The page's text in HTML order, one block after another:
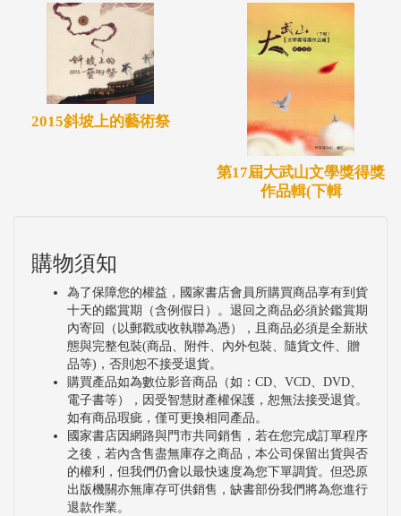
2015斜坡上的藝術祭
第17屆大武山文學獎得獎
作品輯(下輯
購物須知
為了保障您的權益，國家書店會員所購買商品享有到貨
十天的鑑賞期（含例假日）。退回之商品必須於鑑賞期
內寄回（以郵戳或收執聯為憑），且商品必須是全新狀
態與完整包裝(商品、附件、內外包裝、隨貨文件、贈
品等)，否則恕不接受退貨。
購買產品如為數位影音商品（如：CD、VCD、DVD、
電子書等），因受智慧財產權保護，恕無法接受退貨。
如有商品瑕疵，僅可更換相同產品。
國家書店因網路與門市共同銷售，若在您完成訂單程序
之後，若內含售盡無庫存之商品，本公司保留出貨與否
的權利，但我們仍會以最快速度為您下單調貨。但恐原
出版機關亦無庫存可供銷售，缺書部份我們將為您進行
退款作業。